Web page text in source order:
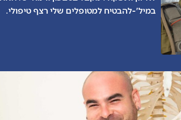
במיל'-להבטיח למטופלים שלי רצף טיפולי.